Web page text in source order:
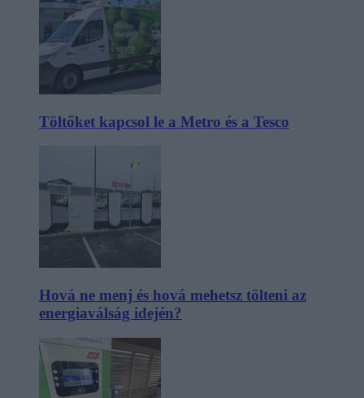
Töltőket kapcsol le a Metro és a Tesco
Hová ne menj és hová mehetsz tölteni az
energiaválság idején?